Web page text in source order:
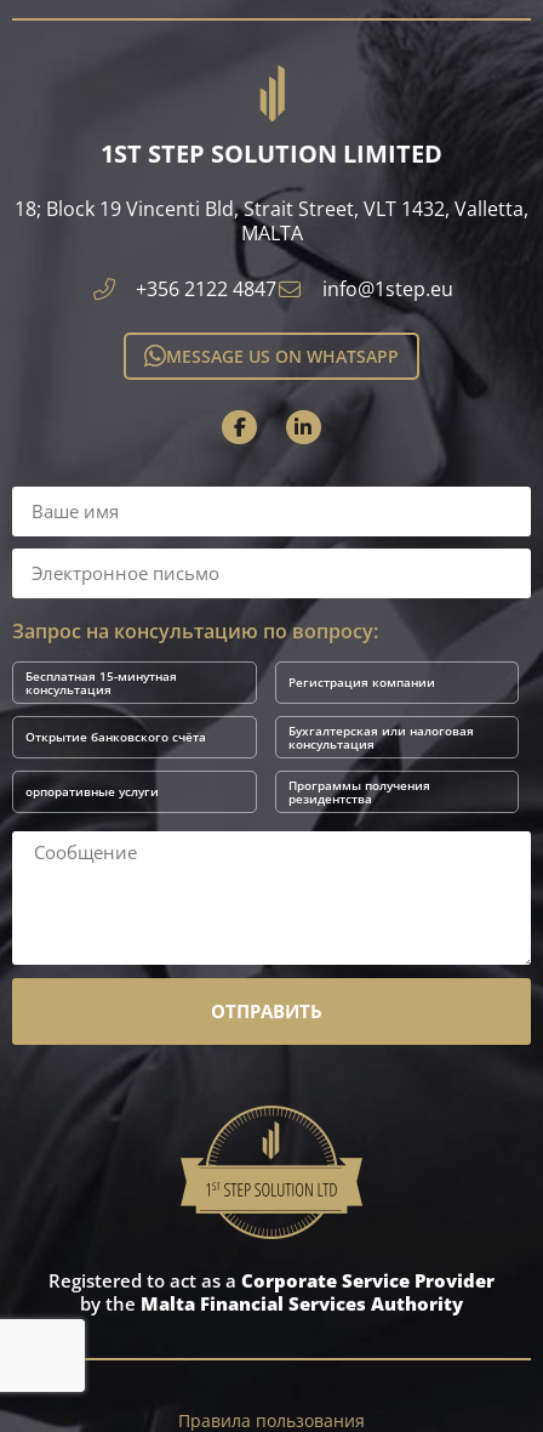
1ST STEP SOLUTION LIMITED
18; Block 19 Vincenti Bld, Strait Street, VLT 1432, Valletta,
MALTA​
+356 2122 4847 info@1step.eu
MESSAGE US ON WHATSAPP
Запрос на консультацию по вопросу:
Бесплатная 15-минутная
консультация Регистрация компании
Открытие банковского счёта Бухгалтерская или налоговая
консультация
орпоративные услуги Программы получения
резидентства
ОТПРАВИТЬ
Registered to act as a Corporate Service Provider
by the Malta Financial Services Authority
Правила пользования